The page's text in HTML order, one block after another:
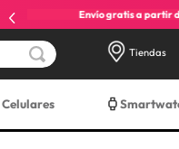
Envío gratis a partir
Tiendas
Celulares